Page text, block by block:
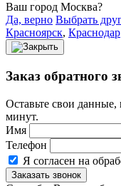
Ваш город Москва?
Да, верно Выбрать
Красноярск, Краснодар
Заказ обратного
Оставьте свои
минут.
Имя
Телефон
Я согласен на